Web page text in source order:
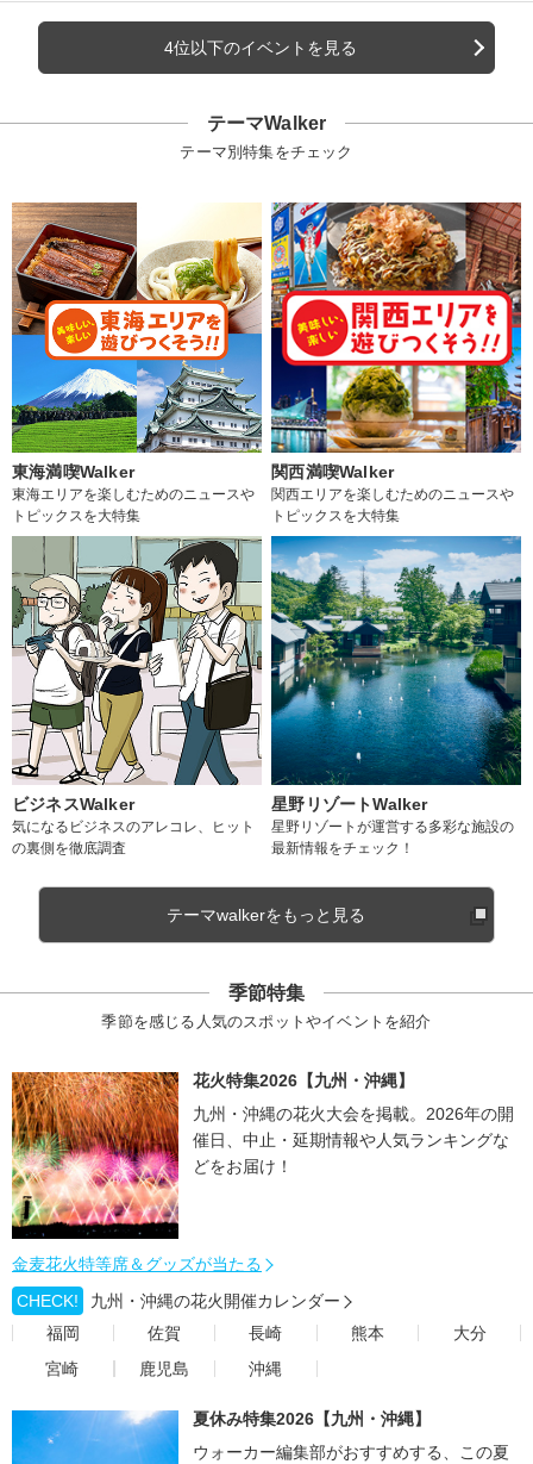
4位以下のイベントを見る
テーマWalker
テーマ別特集をチェック
東海満喫Walker
東海エリアを楽しむためのニュースや
トピックスを大特集
関西満喫Walker
関西エリアを楽しむためのニュースや
トピックスを大特集
ビジネスWalker
気になるビジネスのアレコレ、ヒット
の裏側を徹底調査
星野リゾートWalker
星野リゾートが運営する多彩な施設の
最新情報をチェック！
テーマwalkerをもっと見る
季節特集
季節を感じる人気のスポットやイベントを紹介
花火特集2026【九州・沖縄】
九州・沖縄の花火大会を掲載。2026年の開
催日、中止・延期情報や人気ランキングな
どをお届け！
金麦花火特等席＆グッズが当たる
CHECK!
九州・沖縄の花火開催カレンダー
福岡
佐賀 長崎 熊本
大分
宮崎
鹿児島 沖縄
夏休み特集2026【九州・沖縄】
ウォーカー編集部がおすすめする、この夏